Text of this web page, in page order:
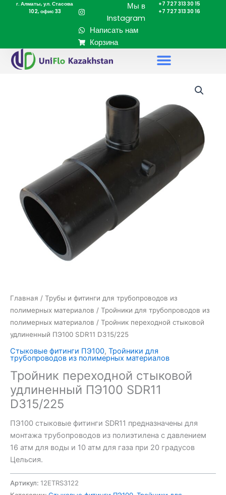
Перейтиг. Алматы, ул. Стасова
102, офис 33
Мы в
Instagram
Написать нам
Корзина
+7 727 313 30 15
+7 727 313 30 16
Главная / Трубы и фитинги для трубопроводов из
полимерных материалов / Тройники для трубопроводов из
полимерных материалов / Тройник переходной стыковой
удлиненный ПЭ100 SDR11 D315/225
Стыковые фитинги ПЭ100, Тройники для
трубопроводов из полимерных материалов
Тройник переходной стыковой
удлиненный ПЭ100 SDR11
D315/225
ПЭ100 стыковые фитинги SDR11 предназначены для
монтажа трубопроводов из полиэтилена с давлением
16 атм для воды и 10 атм для газа при 20 градусов
Цельсия.
Артикул: 12ETRS3122